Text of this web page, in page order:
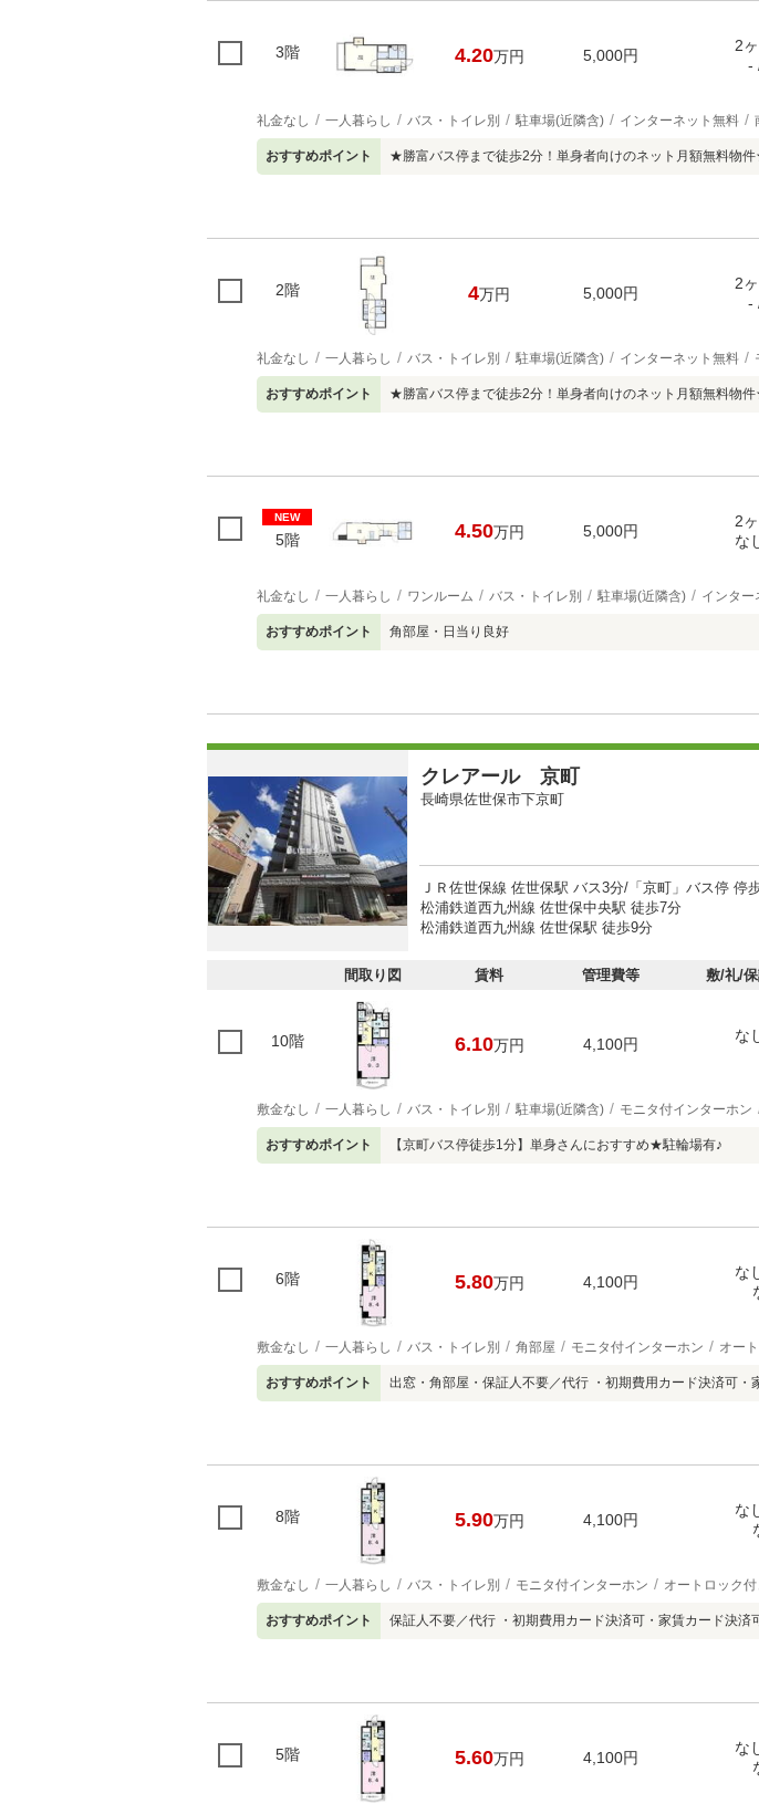
3階 4.20万円 5,000円
2
-
礼金なし 一人暮らし バス・トイレ別 駐車場(近隣含) インターネット無料
おすすめポイント ★勝富バス停まで徒歩2分！単身者向けのネット月額無料物
2階 4万円 5,000円
2
-
礼金なし 一人暮らし バス・トイレ別 駐車場(近隣含) インターネット無料
おすすめポイント ★勝富バス停まで徒歩2分！単身者向けのネット月額無料物
NEW
5階 4.50万円 5,000円
2
な
礼金なし 一人暮らし ワンルーム バス・トイレ別 駐車場(近隣含) インター
おすすめポイント 角部屋・日当り良好
クレアール 京町
長崎県佐世保市下京町
ＪＲ佐世保線 佐世保駅 バス3分/「京町」バス停 停
松浦鉄道西九州線 佐世保中央駅 徒歩7分
松浦鉄道西九州線 佐世保駅 徒歩9分
間取り図 賃料 管理費等 敷/礼/
10階 6.10万円 4,100円
な
敷金なし 一人暮らし バス・トイレ別 駐車場(近隣含) モニタ付インターホン
おすすめポイント 【京町バス停徒歩1分】単身さんにおすすめ★駐輪場有♪
6階 5.80万円 4,100円
な
敷金なし 一人暮らし バス・トイレ別 角部屋 モニタ付インターホン オー
おすすめポイント 出窓・角部屋・保証人不要／代行 ・初期費用カード決済可・
8階 5.90万円 4,100円
な
敷金なし 一人暮らし バス・トイレ別 モニタ付インターホン オートロック付
おすすめポイント 保証人不要／代行 ・初期費用カード決済可・家賃カード決済
5階 5.60万円 4,100円
な